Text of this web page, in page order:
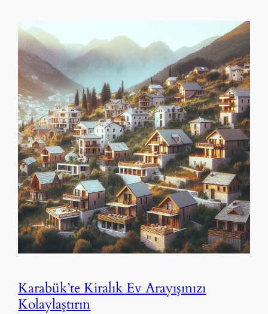
Karabük’te Kiralık Ev Arayışınızı
Kolaylaştırın